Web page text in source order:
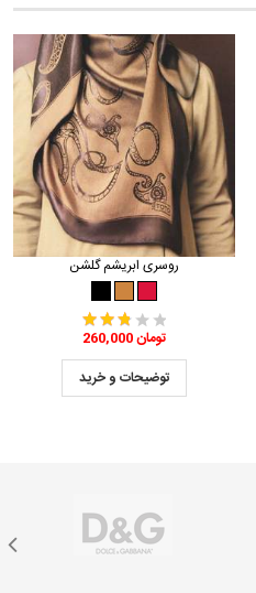
روسری ابریشم گلشن
260,000 تومان
توضیحات و خرید